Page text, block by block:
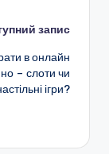
запис
в онлайн
– слоти чи
ігри?